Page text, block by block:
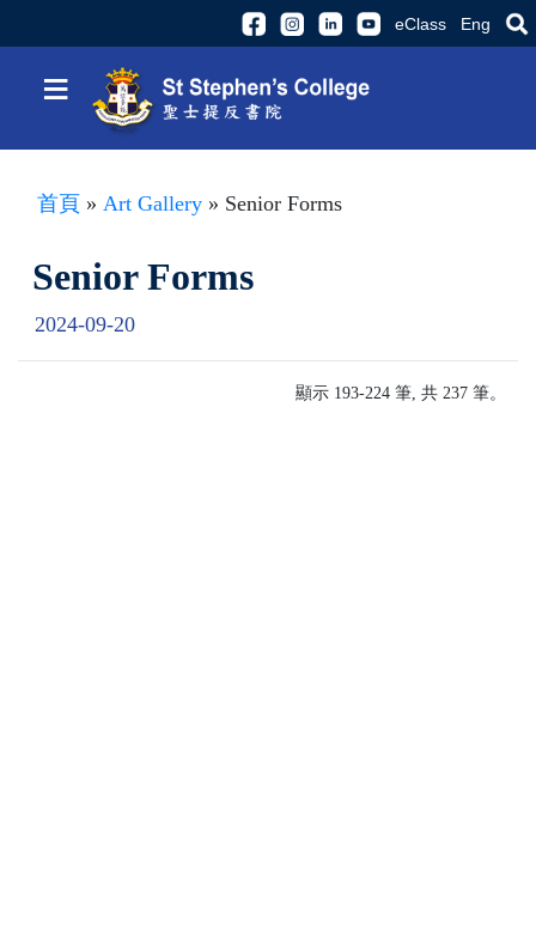
eClass Eng
≡
首頁 » Art Gallery » Senior Forms
Senior Forms
2024-09-20
顯示 193-224 筆, 共 237 筆。